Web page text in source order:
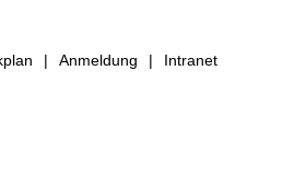
Anmeldung Intranet